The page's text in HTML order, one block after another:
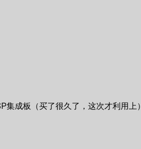
成板（买了很久了，这次才利用上）